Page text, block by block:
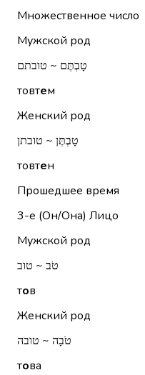
Множественное число
Мужской род
טָבְתֶּם ~ טובתם
товтем
Женский род
טָבְתֶּן ~ טובתן
товтен
Прошедшее время
3-е (Он/Она) Лицо
Мужской род
טֹב ~ טוב
тов
Женский род
טֹבָה ~ טובה
това